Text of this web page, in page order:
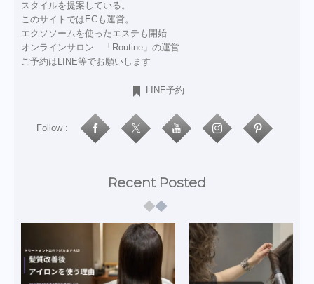
スタイルを提案している。
このサイトではECも運営。
エクソソームを使ったエステも開始
オンラインサロン 「Routine」の運営
ご予約はLINE等でお願いします
LINE予約
Follow :
Recent Posted